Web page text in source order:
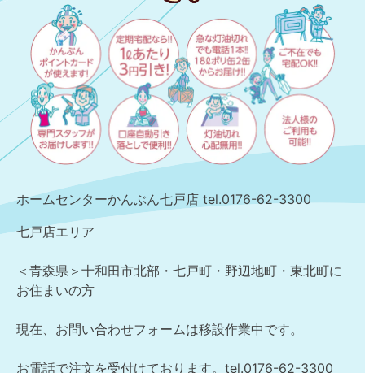
ホームセンターかんぶん七戸店 tel.0176-62-3300
七戸店エリア
＜青森県＞十和田市北部・七戸町・野辺地町・東北町に
お住まいの方
現在、お問い合わせフォームは移設作業中です。
お電話で注文を受付けております。tel.0176-62-3300